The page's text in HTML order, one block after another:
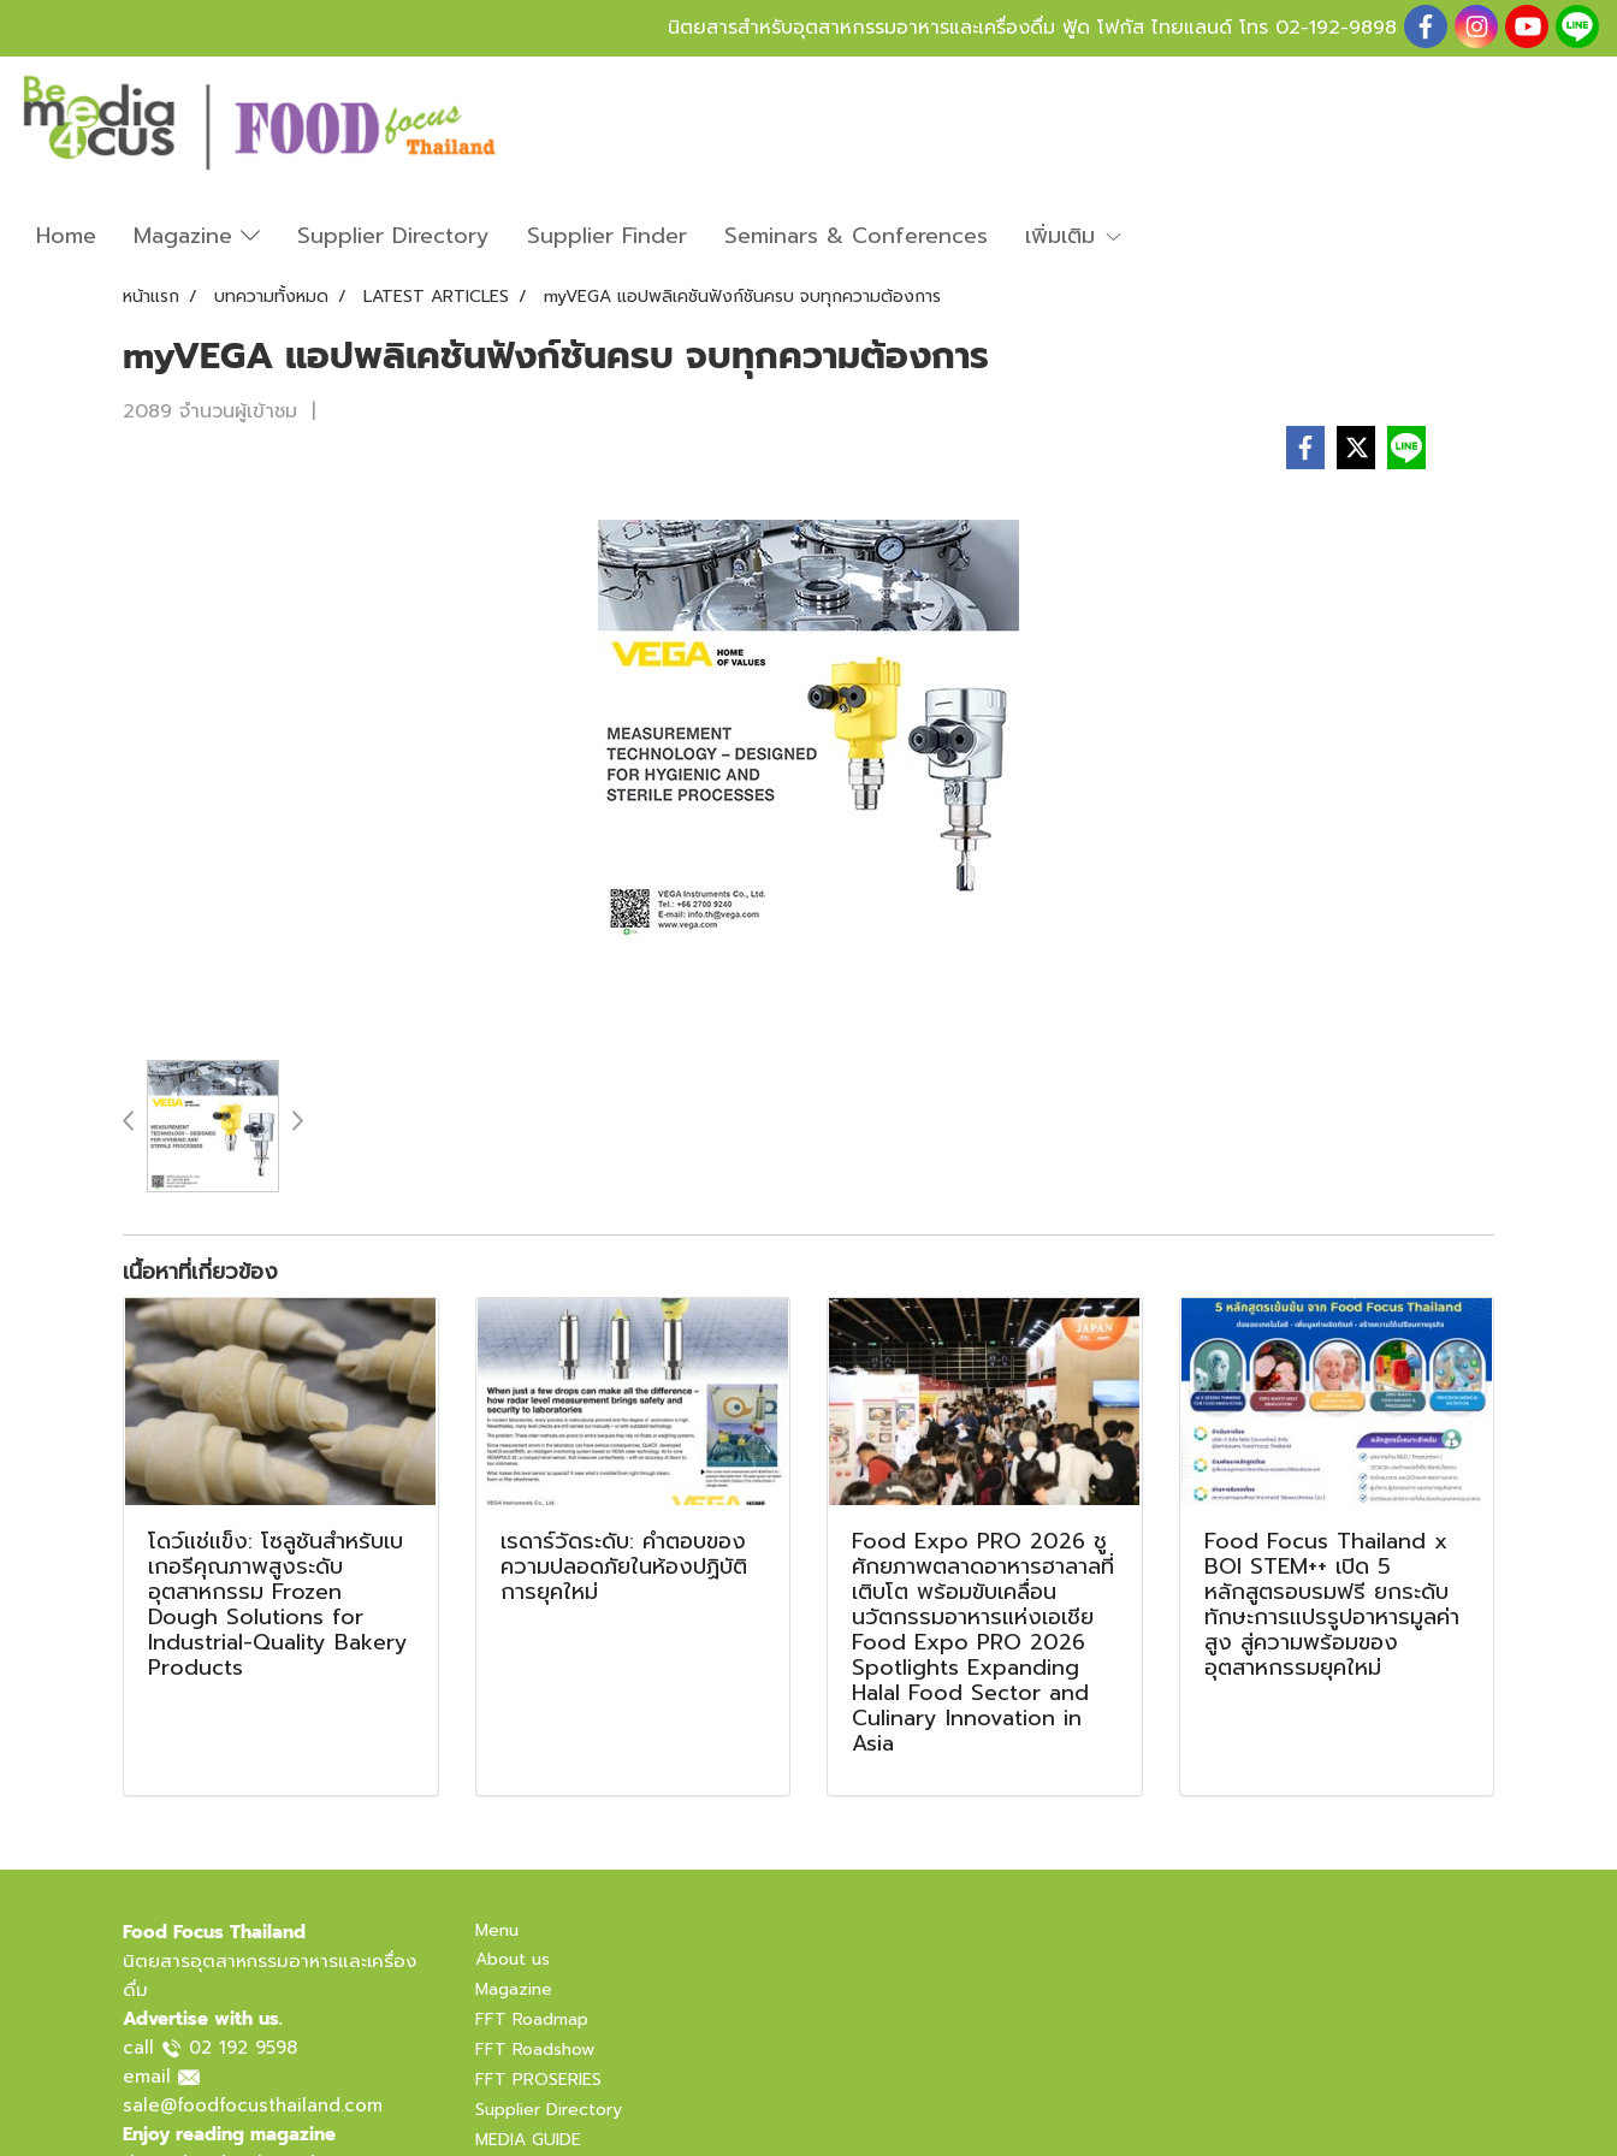
นิตยสารสำหรับอุตสาหกรรมอาหารและเครื่องดื่ม ฟู้ด โฟกัส ไทยแลนด์ โทร 02-192-9898
Home Magazine Supplier Directory Supplier Finder Seminars & Conferences เพิ่มเติม
หน้าแรก บทความทั้งหมด LATEST ARTICLES myVEGA แอปพลิเคชันฟังก์ชันครบ จบทุกความต้องการ
myVEGA แอปพลิเคชันฟังก์ชันครบ จบทุกความต้องการ
2089 จำนวนผู้เข้าชม |
เนื้อหาที่เกี่ยวข้อง
โดว์แช่แข็ง: โซลูชันสำหรับเบ
เกอรีคุณภาพสูงระดับ
อุตสาหกรรม Frozen
Dough Solutions for
Industrial-Quality Bakery
Products
เรดาร์วัดระดับ: คำตอบของ
ความปลอดภัยในห้องปฏิบัติ
การยุคใหม่
Food Expo PRO 2026 ชู
ศักยภาพตลาดอาหารฮาลาลที่
เติบโต พร้อมขับเคลื่อน
นวัตกรรมอาหารแห่งเอเชีย
Food Expo PRO 2026
Spotlights Expanding
Halal Food Sector and
Culinary Innovation in
Asia
Food Focus Thailand x
BOI STEM++ เปิด 5
หลักสูตรอบรมฟรี ยกระดับ
ทักษะการแปรรูปอาหารมูลค่า
สูง สู่ความพร้อมของ
อุตสาหกรรมยุคใหม่
Food Focus Thailand
นิตยสารอุตสาหกรรมอาหารและเครื่อง
ดื่ม
Advertise with us.
call
02 192 9598
email
sale@foodfocusthailand.com
Enjoy reading magazine
Menu
About us
Magazine
FFT Roadmap
FFT Roadshow
FFT PROSERIES
Supplier Directory
MEDIA GUIDE